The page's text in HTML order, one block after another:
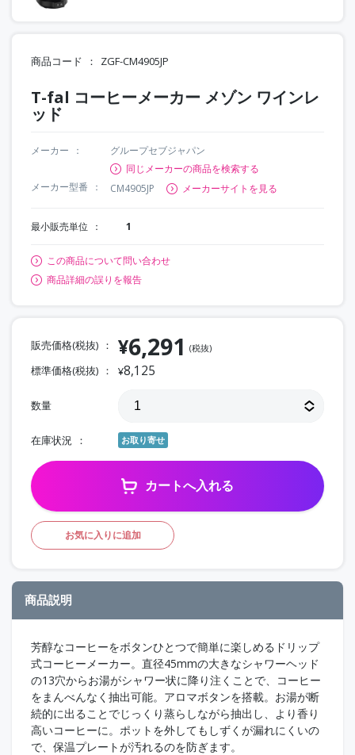
商品コード ZGF-CM4905JP
T-fal コーヒーメーカー メゾン ワインレ
ッド
メーカー
グループセブジャパン
同じメーカーの商品を検索する
メーカー型番
CM4905JP メーカーサイトを見る
最小販売単位 1
この商品について問い合わせ
商品詳細の誤りを報告
販売価格(税抜) ¥6,291 (税抜)
標準価格(税抜) ¥8,125
数量
在庫状況 お取り寄せ
カートへ入れる
お気に入りに追加
商品説明
芳醇なコーヒーをボタンひとつで簡単に楽しめるドリップ
式コーヒーメーカー。直径45mmの大きなシャワーヘッド
の13穴からお湯がシャワー状に降り注くことで、コーヒー
をまんべんなく抽出可能。アロマボタンを搭載。お湯が断
続的に出ることでじっくり蒸らしながら抽出し、より香り
高いコーヒーに。ポットを外してもしずくが漏れにくいの
で、保温プレートが汚れるのを防ぎます。